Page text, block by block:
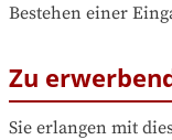
Bestehen einer
Zu
Sie erlangen mit